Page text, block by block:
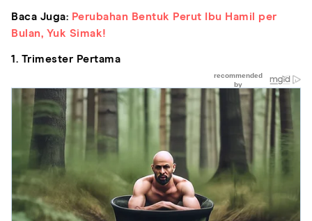
Baca Juga: Perubahan Bentuk Perut Ibu Hamil per
Bulan, Yuk Simak!
1. Trimester Pertama